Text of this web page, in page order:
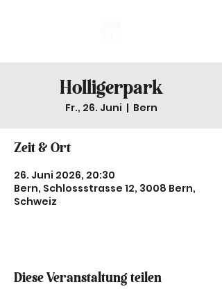
Holligerpark
Fr., 26. Juni
  |
Bern
Zeit & Ort
26. Juni 2026, 20:30
Bern, Schlossstrasse 12, 3008 Bern,
Schweiz
Diese Veranstaltung teilen